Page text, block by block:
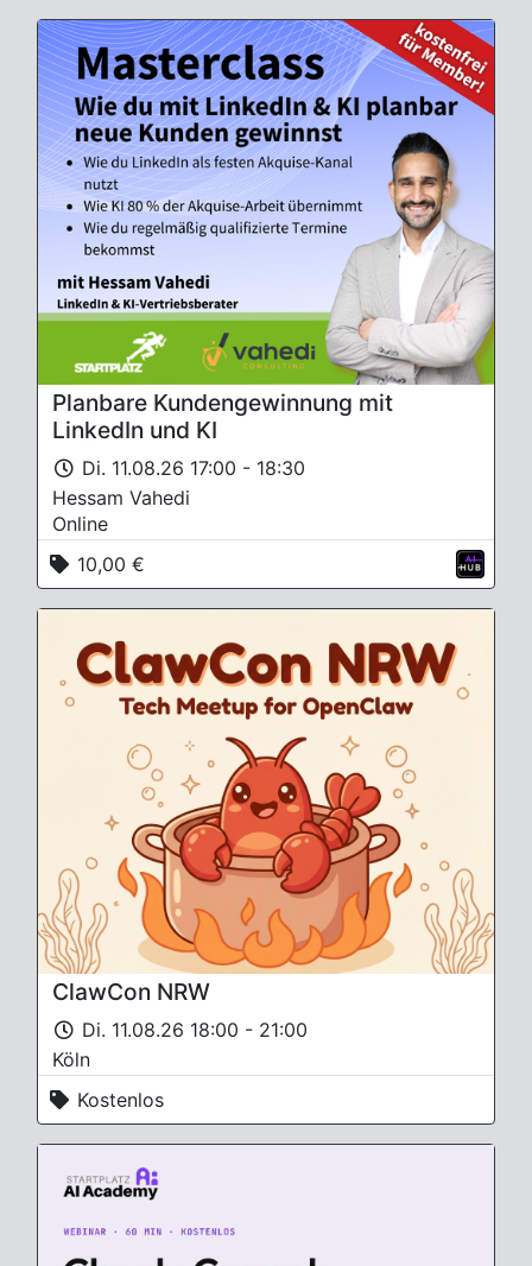
Planbare Kundengewinnung mit
LinkedIn und KI
Di. 11.08.26 17:00 - 18:30
Hessam Vahedi
Online
10,00 €
ClawCon NRW
Di. 11.08.26 18:00 - 21:00
Köln
Kostenlos